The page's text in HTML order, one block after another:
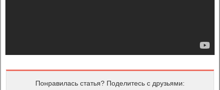
Понравилась статья? Поделитесь с друзьями: